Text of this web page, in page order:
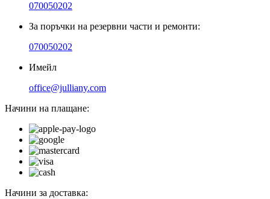
070050202
За поръчки на резервни части и ремонти:
070050202
Имейл
office@julliany.com
Начини на плащане:
Начини за доставка: